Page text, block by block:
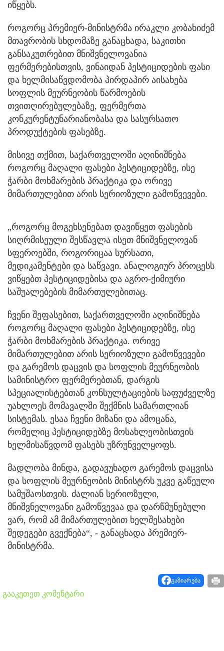
იწყებს.
როგორც პრემიერ-მინისტრმა ირაკლი კობახიძემ
მთავრობის სხდომაზე განაცხადა, საკითხი
განსაკუთრებით მნიშვნელოვანია
ფერმერებისთვის, ვინაიდან პესტიციდების ფასი
და ხელმისაწვდომობა პირდაპირ აისახება
სოფლის მეურნეობის წარმოების
თვითღირებულებაზე, ფერმერთა
კონკურენტუნარიანობასა და სასურსათო
პროდუქტების ფასებზე.
მისივე თქმით, საქართველოში აღინიშნება
როგორც მაღალი ფასები პესტიციდებზე, ისე
ჭარბი მოხმარების პრაქტიკა და ორივე
მიმართულებით არის სერიოზული გამოწვევები.
„როგორც მოგეხსენებათ დავიწყეთ ფასების
სიღრმისეული შესწავლა ისეთ მნიშვნელოვან
სფეროებში, როგორიცაა სურსათი,
მედიკამენტები და საწვავი. ანალოგიურ პროცესს
ვიწყებთ პესტიციდებისა და აგრო-ქიმიური
საშუალებების მიმართულებითაც.
ჩვენი შეფასებით, საქართველოში აღინიშნება
როგორც მაღალი ფასები პესტიციდებზე, ისე
ჭარბი მოხმარების პრაქტიკა. ორივე
მიმართულებით არის სერიოზული გამოწვევები
და გარემოს დაცვის და სოფლის მეურნეობის
სამინისტრო ფერმერებთან, დარგის
სპეციალისტებთან კონსულტაციების საფუძველზე
უახლოეს მომავალში შექმნის სამართლიან
სისტემას. ესაა ჩვენი მიზანი და ამოცანა,
რომელიც პესტიციდებზე მოსახლეობისთვის
ხელმისაწვდომ ფასებს უზრუნველყოფს.
მადლობა მინდა, გადავუხადო გარემოს დაცვისა
და სოფლის მეურნეობის მინისტრს უკვე გაწეული
სამუშაოსთვის. ძალიან სერიოზული,
მნიშვნელოვანი გამოწვევაა და დარწმუნებული
ვარ, რომ ამ მიმართულებით ხელშესახები
შედეგები გვექნება“, - განაცხადა პრემიერ-
მინისტრმა.
გაზიარება
გააკეთეთ კომენტარი